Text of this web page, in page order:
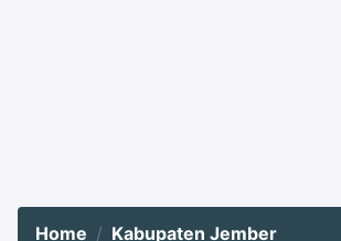
Home
Kabupaten Jember